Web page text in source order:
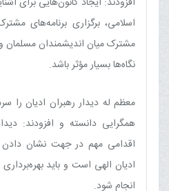
اسلامی، برگزاری برنامه‌های
مشترک میان اندیشمندان
نگاه‌ها بسیار مؤثر باشد.
معظم له دیدار رهبران ادیان را
همگرایی دانسته و افزودند:
اقدامی مهم در جهت نشان
ادیان الهی است و باید
انجام شود.